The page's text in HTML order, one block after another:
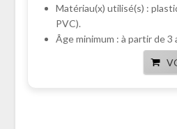
Matériau(x) utilisé(s) :
PVC).
Âge minimum : à partir de 3